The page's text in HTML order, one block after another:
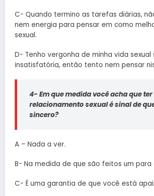
C- Quando termino as tarefas diárias,
nem energia para pensar em como
sexual.
D- Tenho vergonha de minha vida sexual
insatisfatória, então tento nem pensar
4- Em que medida você acha que
relacionamento sexual é sinal de
sincero?
A – Nada a ver.
B- Na medida de que são feitos um para
C- É uma garantia de que você está